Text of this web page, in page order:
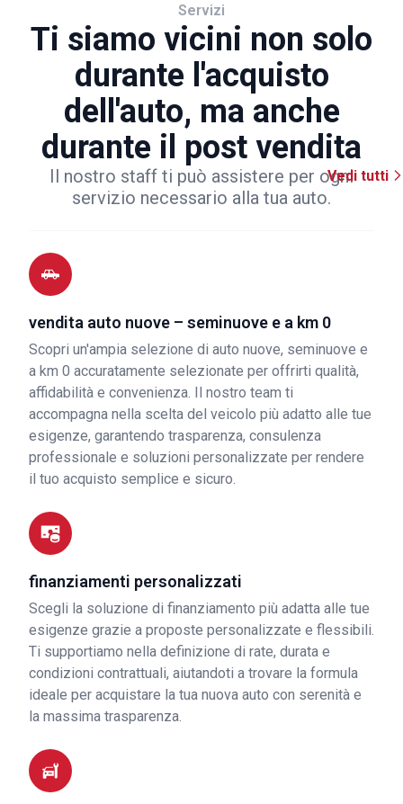
Servizi
Ti siamo vicini non solo
durante l'acquisto
dell'auto, ma anche
durante il post vendita
Il nostro staff ti può assistere per ogni
servizio necessario alla tua auto.
Vedi tutti
vendita auto nuove – seminuove e a km 0
Scopri un'ampia selezione di auto nuove, seminuove e
a km 0 accuratamente selezionate per offrirti qualità,
affidabilità e convenienza. Il nostro team ti
accompagna nella scelta del veicolo più adatto alle tue
esigenze, garantendo trasparenza, consulenza
professionale e soluzioni personalizzate per rendere
il tuo acquisto semplice e sicuro.
finanziamenti personalizzati
Scegli la soluzione di finanziamento più adatta alle tue
esigenze grazie a proposte personalizzate e flessibili.
Ti supportiamo nella definizione di rate, durata e
condizioni contrattuali, aiutandoti a trovare la formula
ideale per acquistare la tua nuova auto con serenità e
la massima trasparenza.